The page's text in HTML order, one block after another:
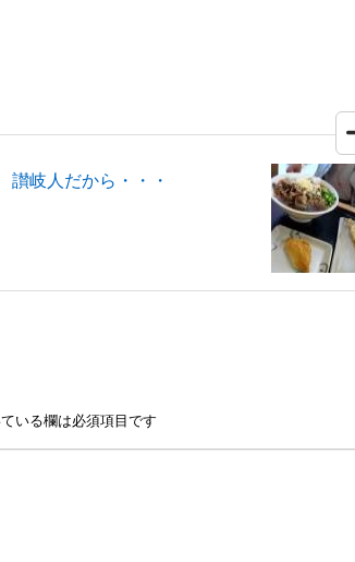
讃岐人だから・・・
いる欄は必須項目です